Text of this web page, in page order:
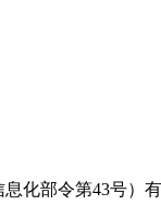
化部令第43号）